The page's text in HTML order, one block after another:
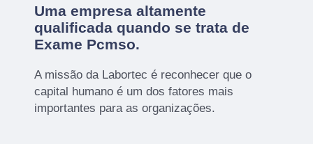
Uma empresa altamente
qualificada quando se trata de
Exame Pcmso.
A missão da Labortec é reconhecer que o
capital humano é um dos fatores mais
importantes para as organizações.